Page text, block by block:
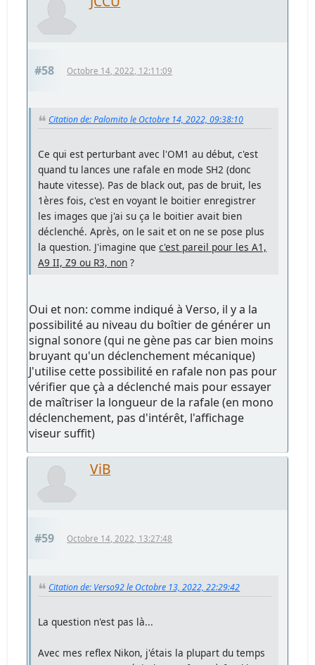
#58 Octobre 14, 2022, 12:11:09
Citation de: Palomito le Octobre 14, 2022, 09:38:10
Ce qui est perturbant avec l'OM1 au début, c'est
quand tu lances une rafale en mode SH2 (donc
haute vitesse). Pas de black out, pas de bruit, les
1ères fois, c'est en voyant le boitier enregistrer
les images que j'ai su ça le boitier avait bien
déclenché. Après, on le sait et on ne se pose plus
la question. J'imagine quec'est pareil pour les A1,
A9 II, Z9 ou R3, non ?
Oui et non: comme indiqué à Verso, il y a la
possibilité au niveau du boîtier de générer un
signal sonore (qui ne gène pas car bien moins
bruyant qu'un déclenchement mécanique)
J'utilise cette possibilité en rafale non pas pour
vérifier que çà a déclenché mais pour essayer
de maîtriser la longueur de la rafale (en mono
déclenchement, pas d'intérêt, l'affichage
viseur suffit)
ViB
#59 Octobre 14, 2022, 13:27:48
Citation de: Verso92 le Octobre 13, 2022, 22:29:42
La question n'est pas là...
Avec mes reflex Nikon, j'étais la plupart du temps